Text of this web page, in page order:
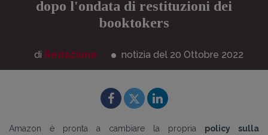
dopo l'ondata di restituzioni dei
booktokers
di Redazione notizia del 20 Ottobre 2022
Amazon è pronta a cambiare la propria policy sulla